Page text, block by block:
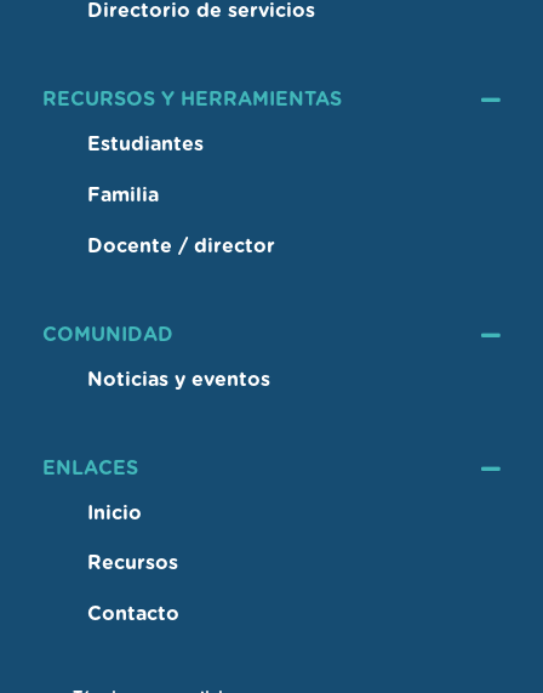
Directorio de servicios
RECURSOS Y HERRAMIENTAS
Estudiantes
Familia
Docente / director
COMUNIDAD
Noticias y eventos
ENLACES
Inicio
Recursos
Contacto